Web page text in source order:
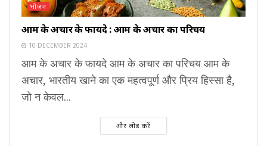
भोजन
आम के अचार के फायदे : आम के अचार का परिचय
10 DECEMBER 2024
आम के अचार के फायदे आम के अचार का परिचय आम के
अचार, भारतीय खाने का एक महत्वपूर्ण और प्रिय हिस्सा है,
जो न केवल...
और लोड करें